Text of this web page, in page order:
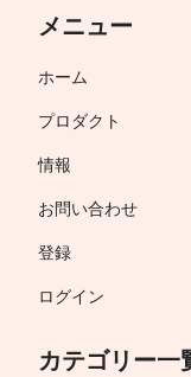
メニュー
ホーム
プロダクト
情報
お問い合わせ
登録
ログイン
カテゴリー一